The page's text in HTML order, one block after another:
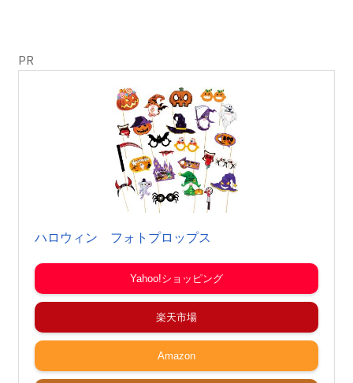
PR
ハロウィン フォトプロップス
Yahoo!ショッピング
楽天市場
Amazon